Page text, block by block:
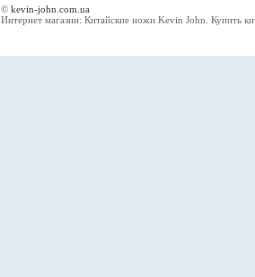
© kevin-john.com.ua
Интернет магазин: Китайские ножи Kevin John. Купить